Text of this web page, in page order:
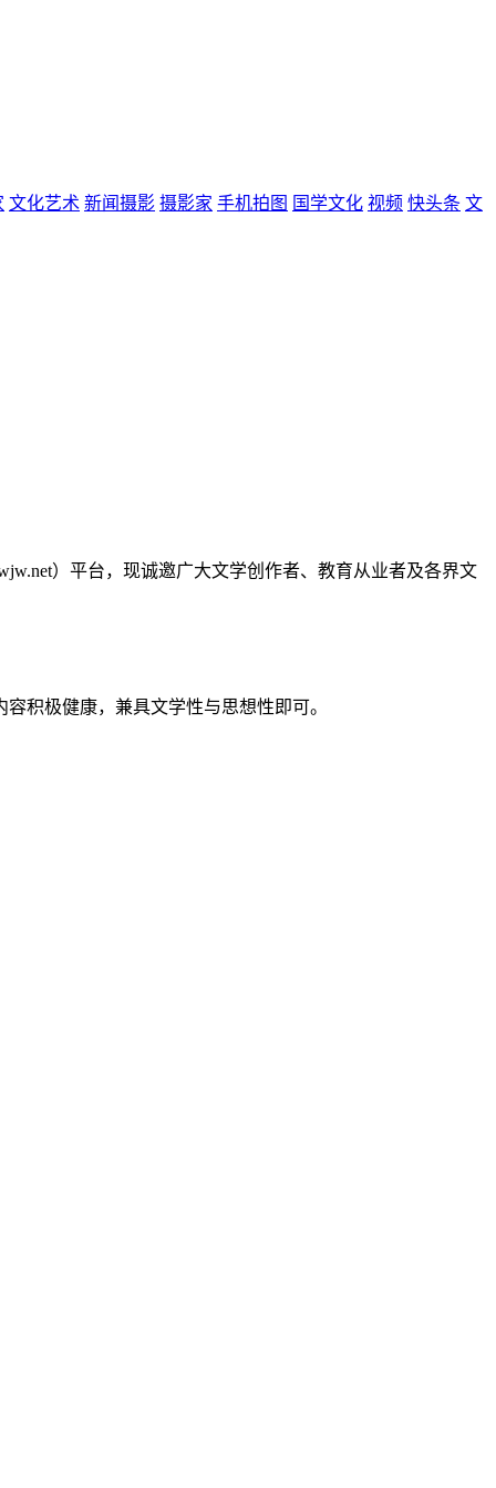
文化艺术 新闻摄影 摄影家 手机拍图 国学文化 视频 快头条 文
）平台，现诚邀广大文学创作者、教育从业者及各界文
积极健康，兼具文学性与思想性即可。